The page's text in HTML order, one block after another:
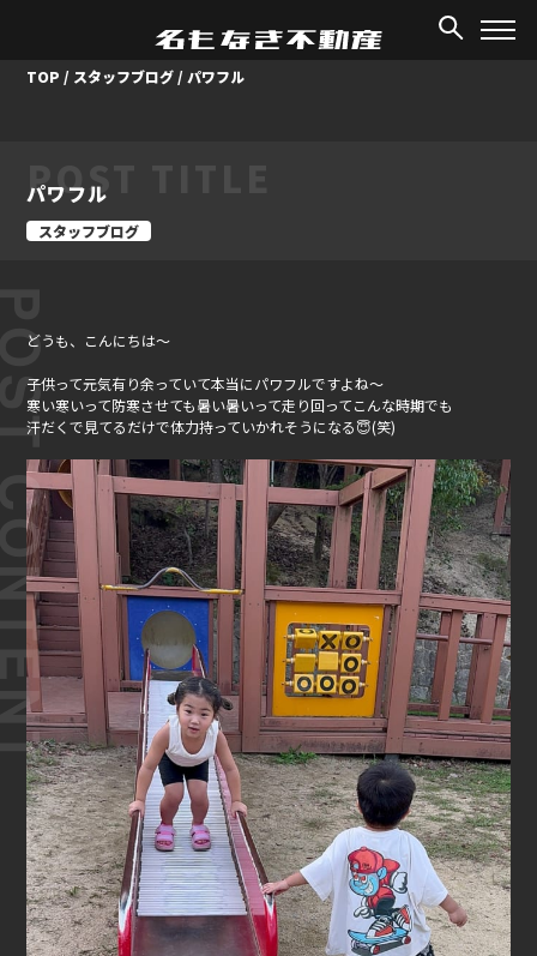
TOP / スタッフブログ / パワフル
POST TITLE
パワフル
スタッフブログ
どうも、こんにちは～
子供って元気有り余っていて本当にパワフルですよね～
寒い寒いって防寒させても暑い暑いって走り回ってこんな時期でも
汗だくで見てるだけで体力持っていかれそうになる😇(笑)